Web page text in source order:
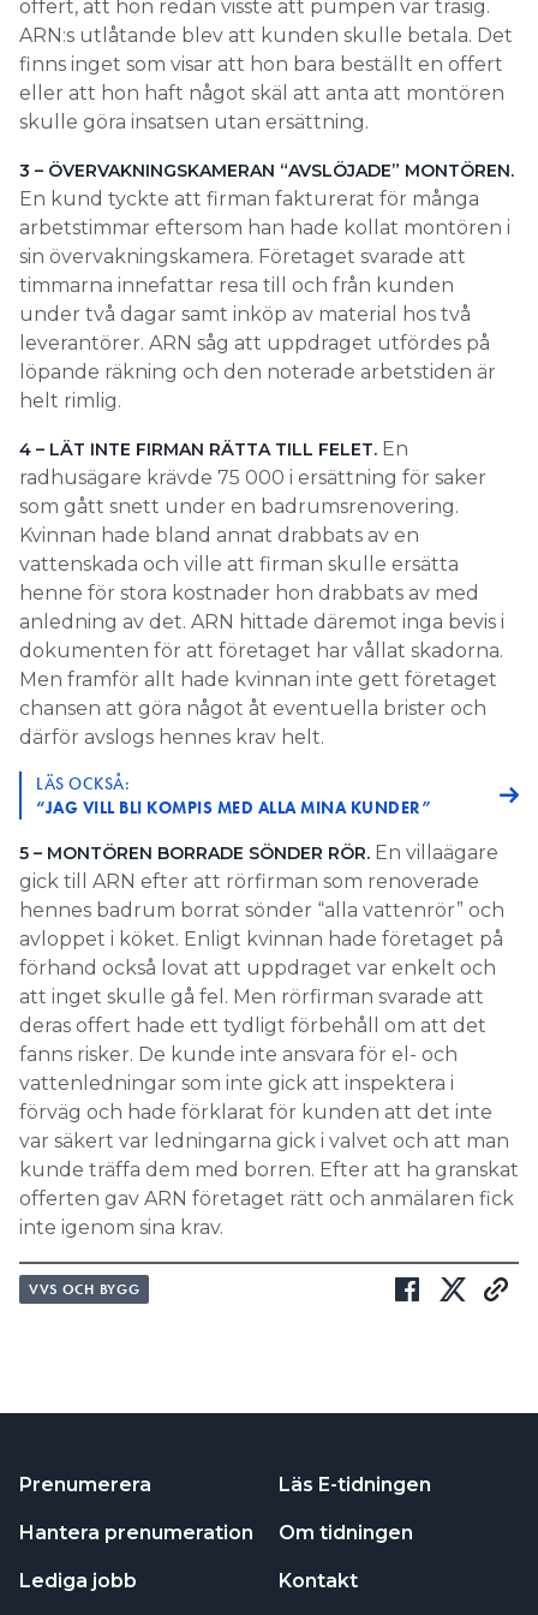
grund av att de svarar för otydligt. Eftersom vi bara
har skriftlig bevisning att luta oss mot inför beslutet
är det en jätteviktig sak att vara tydlig i sitt svar till
Arn och såklart även mot kunden för att slippa att
ens dra på sig en anmälan.
LÄS OCKSÅ:
”JAG HAR HITTAT BILLIGARE PRISER PÅ INTERNET”
Ser vi att kommunikationen mynnat ut i massor av
sms och mejl så förstår man att det är infekterat, så
det är en viktig sak att tänka på. Det kanske vi på
Installatörsföretagen borde vara bättre på att
förklara för våra medlemmar.
offert, att hon redan visste att pumpen var trasig.
ARN:s utlåtande blev att kunden skulle betala. Det
finns inget som visar att hon bara beställt en offert
eller att hon haft något skäl att anta att montören
skulle göra insatsen utan ersättning.
3 – ÖVERVAKNINGSKAMERAN “AVSLÖJADE” MONTÖREN.
En kund tyckte att firman fakturerat för många
arbetstimmar eftersom han hade kollat montören i
sin övervakningskamera. Företaget svarade att
timmarna innefattar resa till och från kunden
under två dagar samt inköp av material hos två
leverantörer. ARN såg att uppdraget utfördes på
löpande räkning och den noterade arbetstiden är
helt rimlig.
4 – LÄT INTE FIRMAN RÄTTA TILL FELET. En
radhusägare krävde 75 000 i ersättning för saker
som gått snett under en badrumsrenovering.
Kvinnan hade bland annat drabbats av en
vattenskada och ville att firman skulle ersätta
henne för stora kostnader hon drabbats av med
anledning av det. ARN hittade däremot inga bevis i
dokumenten för att företaget har vållat skadorna.
Men framför allt hade kvinnan inte gett företaget
chansen att göra något åt eventuella brister och
därför avslogs hennes krav helt.
LÄS OCKSÅ:
“JAG VILL BLI KOMPIS MED ALLA MINA KUNDER”
5 – MONTÖREN BORRADE SÖNDER RÖR. En villaägare
gick till ARN efter att rörfirman som renoverade
hennes badrum borrat sönder “alla vattenrör” och
avloppet i köket. Enligt kvinnan hade företaget på
förhand också lovat att uppdraget var enkelt och
att inget skulle gå fel. Men rörfirman svarade att
deras offert hade ett tydligt förbehåll om att det
fanns risker. De kunde inte ansvara för el- och
vattenledningar som inte gick att inspektera i
förväg och hade förklarat för kunden att det inte
var säkert var ledningarna gick i valvet och att man
kunde träffa dem med borren. Efter att ha granskat
offerten gav ARN företaget rätt och anmälaren fick
inte igenom sina krav.
VVS OCH BYGG
Prenumerera
Hantera prenumeration
Lediga jobb
Läs E-tidningen
Om tidningen
Kontakt